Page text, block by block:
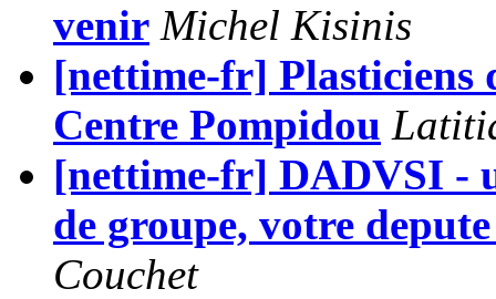
venir Michel Kisinis
[nettime-fr] Plasticiens
Centre Pompidou
[nettime-fr] DADVSI -
de groupe, votre
Couchet